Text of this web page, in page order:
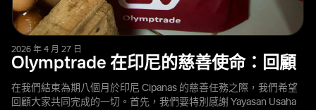
2026 年 4 月 27 日
Olymptrade 在印尼的慈善使命：回顧
在我們結束為期八個月於印尼 Cipanas 的慈善任務之際，我們希望
回顧大家共同完成的一切。首先，我們要特別感謝 Yayasan Usaha